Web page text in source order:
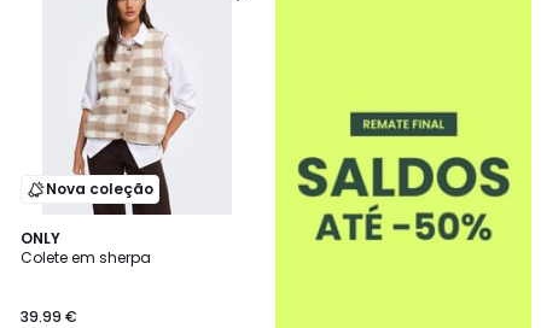
Nova coleção
ONLY
Colete em sherpa
39.99 €